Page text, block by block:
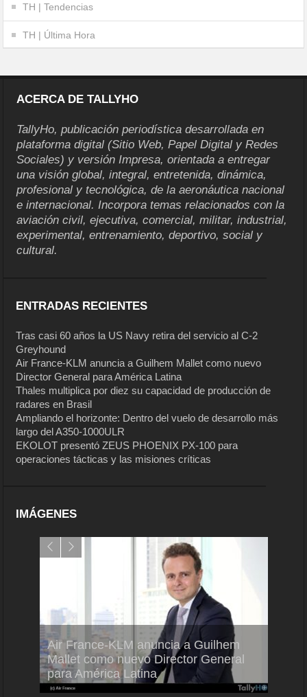
TH | Tendencias
TH | Última Hora
ACERCA DE TALLYHO
TallyHo, publicación periodística desarrollada en
plataforma digital (Sitio Web, Papel Digital y Redes
Sociales) y versión Impresa, orientada a entregar
una visión global, integral, entretenida, dinámica,
profesional y tecnológica, de la aeronáutica nacional
e internacional. Incorpora temas relacionados con la
aviación civil, ejecutiva, comercial, militar, industrial,
experimental, entrenamiento, deportivo, social y
cultural.
ENTRADAS RECIENTES
Tras casi 60 años la US Navy retira del servicio al C-2
Greyhound
Air France-KLM anuncia a Guilhem Mallet como nuevo
Director General para América Latina
Thales multiplica por diez su capacidad de producción de
radares en Brasil
Ampliando el horizonte: Dentro del vuelo de desarrollo más
largo del A350-1000ULR
EKOLOT presentó ZEUS PHOENIX PX-100 para
operaciones tácticas y las misiones críticas
IMÁGENES
Air France-KLM anuncia a Guilhem
Mallet como nuevo Director General
para América Latina